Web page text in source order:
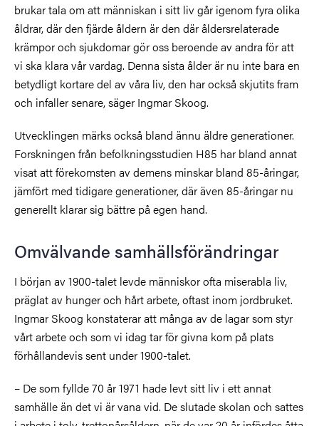
brukar tala om att människan i sitt liv går igenom fyra olika
åldrar, där den fjärde åldern är den där åldersrelaterade
krämpor och sjukdomar gör oss beroende av andra för att
vi ska klara vår vardag. Denna sista ålder är nu inte bara en
betydligt kortare del av våra liv, den har också skjutits fram
och infaller senare, säger Ingmar Skoog.
Utvecklingen märks också bland ännu äldre generationer.
Forskningen från befolkningsstudien H85 har bland annat
visat att förekomsten av demens minskar bland 85-åringar,
jämfört med tidigare generationer, där även 85-åringar nu
generellt klarar sig bättre på egen hand.
Omvälvande samhällsförändringar
I början av 1900-talet levde människor ofta miserabla liv,
präglat av hunger och hårt arbete, oftast inom jordbruket.
Ingmar Skoog konstaterar att många av de lagar som styr
vårt arbete och som vi idag tar för givna kom på plats
förhållandevis sent under 1900-talet.
– De som fyllde 70 år 1971 hade levt sitt liv i ett annat
samhälle än det vi är vana vid. De slutade skolan och sattes